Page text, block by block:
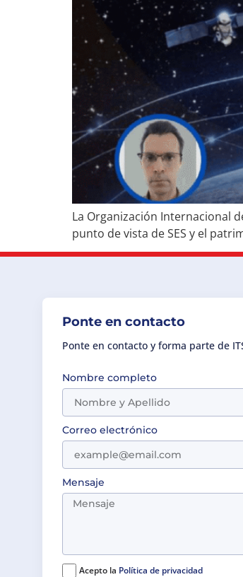
La Organización Internacional
punto de vista de SES y el
Ponte en contacto
Ponte en contacto y forma parte de
Nombre completo
Correo electrónico
Mensaje
Acepto la Política de privacidad